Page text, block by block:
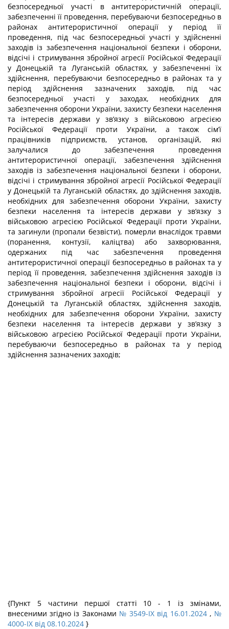
безпосередньої участі в антитерористичній операції,
забезпеченні її проведення, перебуваючи безпосередньо в
районах антитерористичної операції у період її
проведення, під час безпосередньої участі у здійсненні
заходів із забезпечення національної безпеки і оборони,
відсічі і стримування збройної агресії Російської Федерації
у Донецькій та Луганській областях, у забезпеченні їх
здійснення, перебуваючи безпосередньо в районах та у
період здійснення зазначених заходів, під час
безпосередньої участі у заходах, необхідних для
забезпечення оборони України, захисту безпеки населення
та інтересів держави у зв’язку з військовою агресією
Російської Федерації проти України, а також сім’ї
працівників підприємств, установ, організацій, які
залучалися до забезпечення проведення
антитерористичної операції, забезпечення здійснення
заходів із забезпечення національної безпеки і оборони,
відсічі і стримування збройної агресії Російської Федерації
у Донецькій та Луганській областях, до здійснення заходів,
необхідних для забезпечення оборони України, захисту
безпеки населення та інтересів держави у зв’язку з
військовою агресією Російської Федерації проти України,
та загинули (пропали безвісти), померли внаслідок травми
(поранення, контузії, каліцтва) або захворювання,
одержаних під час забезпечення проведення
антитерористичної операції безпосередньо в районах та у
період її проведення, забезпечення здійснення заходів із
забезпечення національної безпеки і оборони, відсічі і
стримування збройної агресії Російської Федерації у
Донецькій та Луганській областях, здійснення заходів,
необхідних для забезпечення оборони України, захисту
безпеки населення та інтересів держави у зв’язку з
військовою агресією Російської Федерації проти України,
перебуваючи безпосередньо в районах та у період
здійснення зазначених заходів;
{Пункт 5 частини першої статті 10 - 1 із змінами,
внесеними згідно із Законами № 3549-IX від 16.01.2024, №
4000-IX від 08.10.2024 }